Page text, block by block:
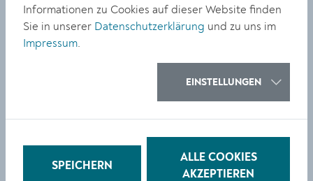
† 13.06.2026
Informationen zu Cookies auf dieser Website finden
Sie in unserer Datenschutzerklärung und zu uns im
Impressum.
EINSTELLUNGEN
SPEICHERN
ALLE COOKIES
AKZEPTIEREN